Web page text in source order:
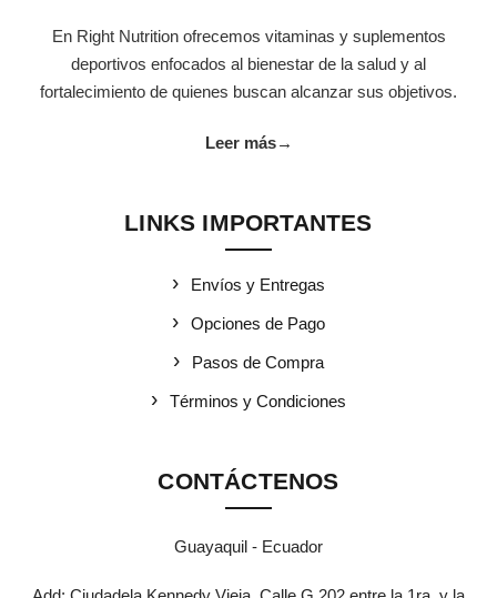
En Right Nutrition ofrecemos vitaminas y suplementos
deportivos enfocados al bienestar de la salud y al
fortalecimiento de quienes buscan alcanzar sus objetivos.
Leer más→
LINKS IMPORTANTES
Envíos y Entregas
Opciones de Pago
Pasos de Compra
Términos y Condiciones
CONTÁCTENOS
Guayaquil - Ecuador